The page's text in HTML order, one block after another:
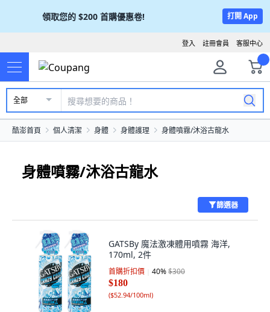
領取您的 $200 首購優惠卷! 打開 App
客服中心
註冊會員
登入
全部
酷澎首頁 個人清潔 身體 身體護理 身體噴霧/沐浴古龍水
身體噴霧/沐浴古龍水
篩選器
GATSBy 魔法激凍體用噴霧 海洋,
170ml, 2件
首購折扣價 40%$300
$180
($52.94/100ml)